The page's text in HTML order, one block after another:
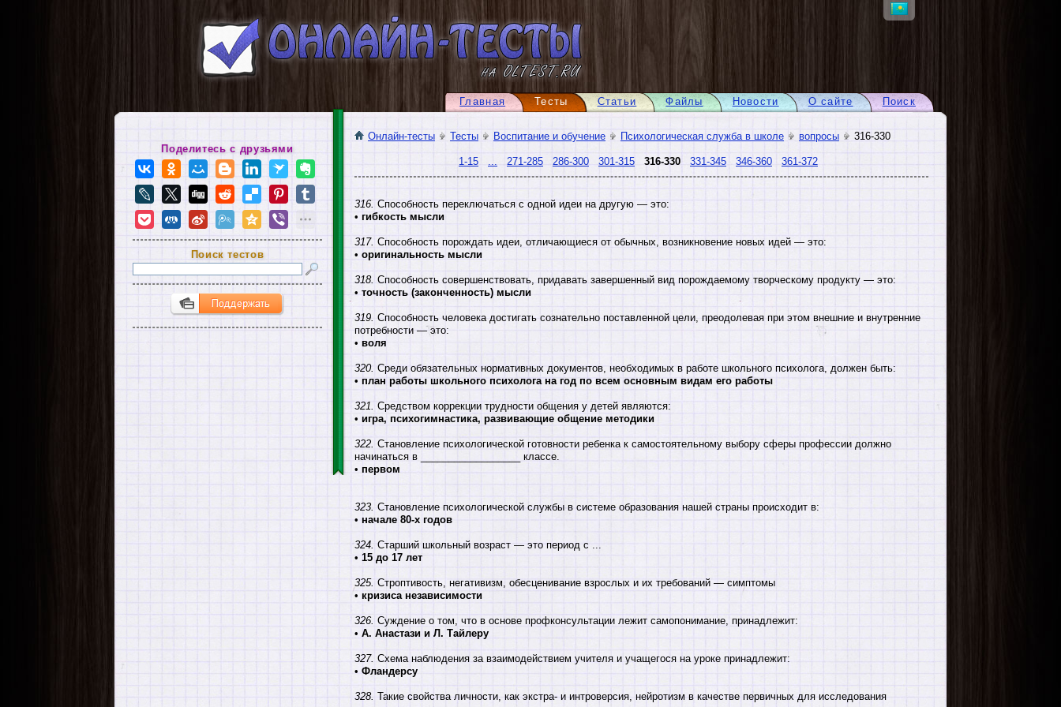
Поиск
О сайте
Новости
Файлы
Статьи
Тесты
Главная
Онлайн-тесты Тесты Воспитание и обучение Психологическая служба в школе вопросы 316-330
1-15 271-285 286-300 301-315 316-330 331-345 346-360 361-372
316. Способность переключаться с одной идеи на другую — это:
• гибкость мысли
317. Способность порождать идеи, отличающиеся от обычных, возникновение новых идей — это:
• оригинальность мысли
318. Способность совершенствовать, придавать завершенный вид порождаемому творческому продукту — это:
• точность (законченность) мысли
319. Способность человека достигать сознательно поставленной цели, преодолевая при этом внешние и внутренние
потребности — это:
• воля
320. Среди обязательных нормативных документов, необходимых в работе школьного психолога, должен быть:
• план работы школьного психолога на год по всем основным видам его работы
321. Средством коррекции трудности общения у детей являются:
• игра, психогимнастика, развивающие общение методики
322. Становление психологической готовности ребенка к самостоятельному выбору сферы профессии должно
начинаться в __________________ классе.
• первом
323. Становление психологической службы в системе образования нашей страны происходит в:
• начале 80-х годов
324. Старший школьный возраст — это период с ...
• 15 до 17 лет
325. Строптивость, негативизм, обесценивание взрослых и их требований — симптомы
• кризиса независимости
326. Суждение о том, что в основе профконсультации лежит самопонимание, принадлежит:
• А. Анастази и Л. Тайлеру
327. Схема наблюдения за взаимодействием учителя и учащегося на уроке принадлежит:
• Фландерсу
328. Такие свойства личности, как экстра- и интроверсия, нейротизм в качестве первичных для исследования
Поделитесь с друзьями
Поиск тестов